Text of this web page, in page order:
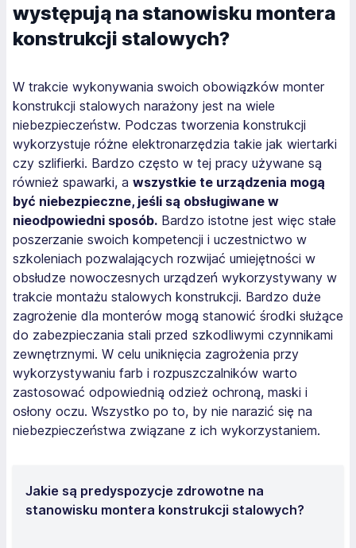
występują na stanowisku montera
konstrukcji stalowych?
W trakcie wykonywania swoich obowiązków monter
konstrukcji stalowych narażony jest na wiele
niebezpieczeństw. Podczas tworzenia konstrukcji
wykorzystuje różne elektronarzędzia takie jak wiertarki
czy szlifierki. Bardzo często w tej pracy używane są
również spawarki, a wszystkie te urządzenia mogą
być niebezpieczne, jeśli są obsługiwane w
nieodpowiedni sposób. Bardzo istotne jest więc stałe
poszerzanie swoich kompetencji i uczestnictwo w
szkoleniach pozwalających rozwijać umiejętności w
obsłudze nowoczesnych urządzeń wykorzystywany w
trakcie montażu stalowych konstrukcji. Bardzo duże
zagrożenie dla monterów mogą stanowić środki służące
do zabezpieczania stali przed szkodliwymi czynnikami
zewnętrznymi. W celu uniknięcia zagrożenia przy
wykorzystywaniu farb i rozpuszczalników warto
zastosować odpowiednią odzież ochroną, maski i
osłony oczu. Wszystko po to, by nie narazić się na
niebezpieczeństwa związane z ich wykorzystaniem.
Jakie są predyspozycje zdrowotne na
stanowisku montera konstrukcji stalowych?